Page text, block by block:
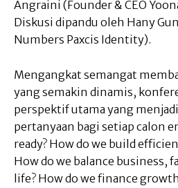
Angraini (Founder & CEO
Diskusi dipandu oleh Hany
Numbers Paxcis Identity).
Mengangkat semangat
yang semakin dinamis,
perspektif utama yang
pertanyaan bagi setiap calon
ready? How do we build
How do we balance business,
life? How do we finance